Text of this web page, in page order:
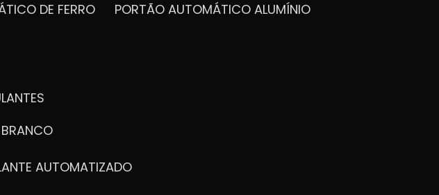
DE FERRO PORTÃO AUTOMÁTICO ALUMÍNIO
BRANCO
AUTOMATIZADO